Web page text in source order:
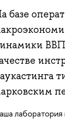
базе
ВВП